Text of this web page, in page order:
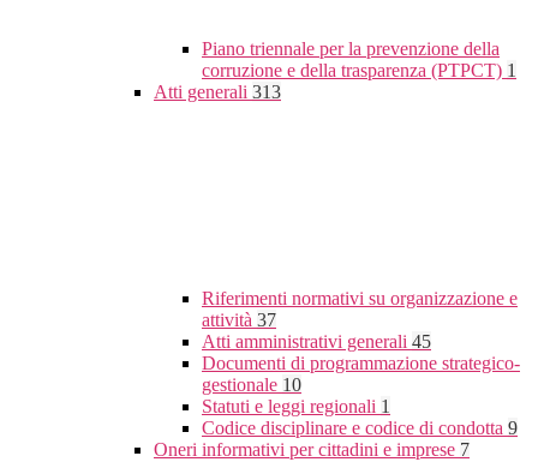
Piano triennale per la prevenzione della
corruzione e della trasparenza (PTPCT) 1
Atti generali 313
Riferimenti normativi su organizzazione e
attività 37
Atti amministrativi generali 45
Documenti di programmazione strategico-
gestionale 10
Statuti e leggi regionali 1
Codice disciplinare e codice di condotta 9
Oneri informativi per cittadini e imprese 7